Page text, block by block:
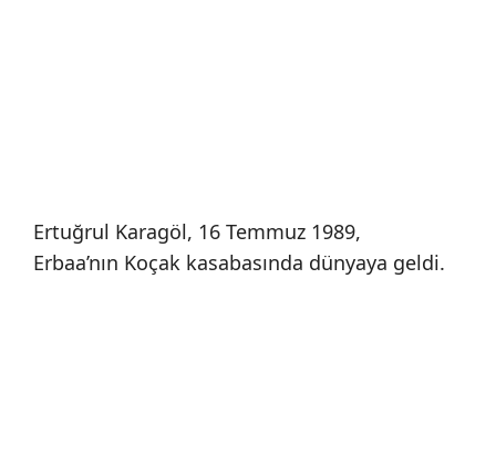
Ertuğrul Karagöl, 16 Temmuz 1989,
Erbaa’nın Koçak kasabasında dünyaya geldi.